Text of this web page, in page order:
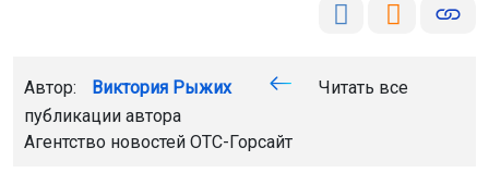
Автор: Виктория Рыжих
Читать все
публикации автора
Агентство новостей ОТС-Горсайт